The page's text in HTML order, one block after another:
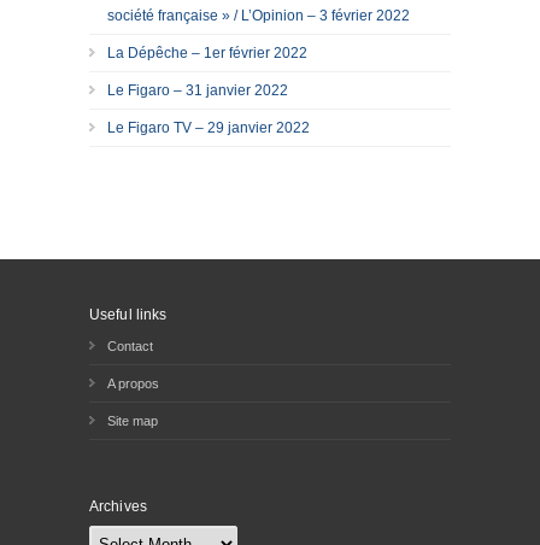
société française » / L’Opinion – 3 février 2022
La Dépêche – 1er février 2022
Le Figaro – 31 janvier 2022
Le Figaro TV – 29 janvier 2022
Useful links
Contact
A propos
Site map
Archives
Archives